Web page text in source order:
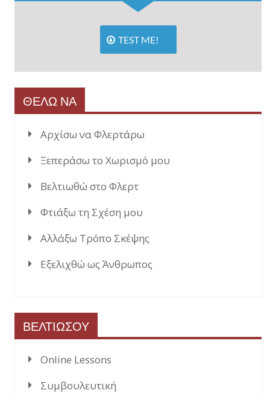
TEST ME!
ΘΕΛΩ ΝΑ
Αρχίσω να Φλερτάρω
Ξεπεράσω το Χωρισμό μου
Βελτιωθώ στο Φλερτ
Φτιάξω τη Σχέση μου
Αλλάξω Τρόπο Σκέψης
Εξελιχθώ ως Άνθρωπος
ΒΕΛΤΙΩΣΟΥ
Online Lessons
Συμβουλευτική